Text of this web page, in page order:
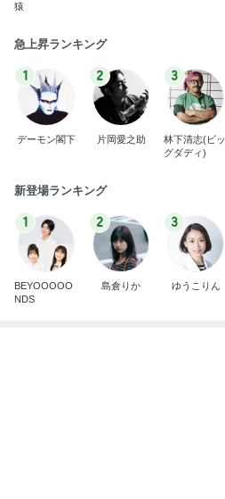
猿
急上昇ランキング
1
デーモン閣下
2
片岡愛之助
3
林下清志(ビッ
グダディ)
新登場ランキング
1
BEYOOOOO
NDS
2
島倉りか
3
ゆうこりん